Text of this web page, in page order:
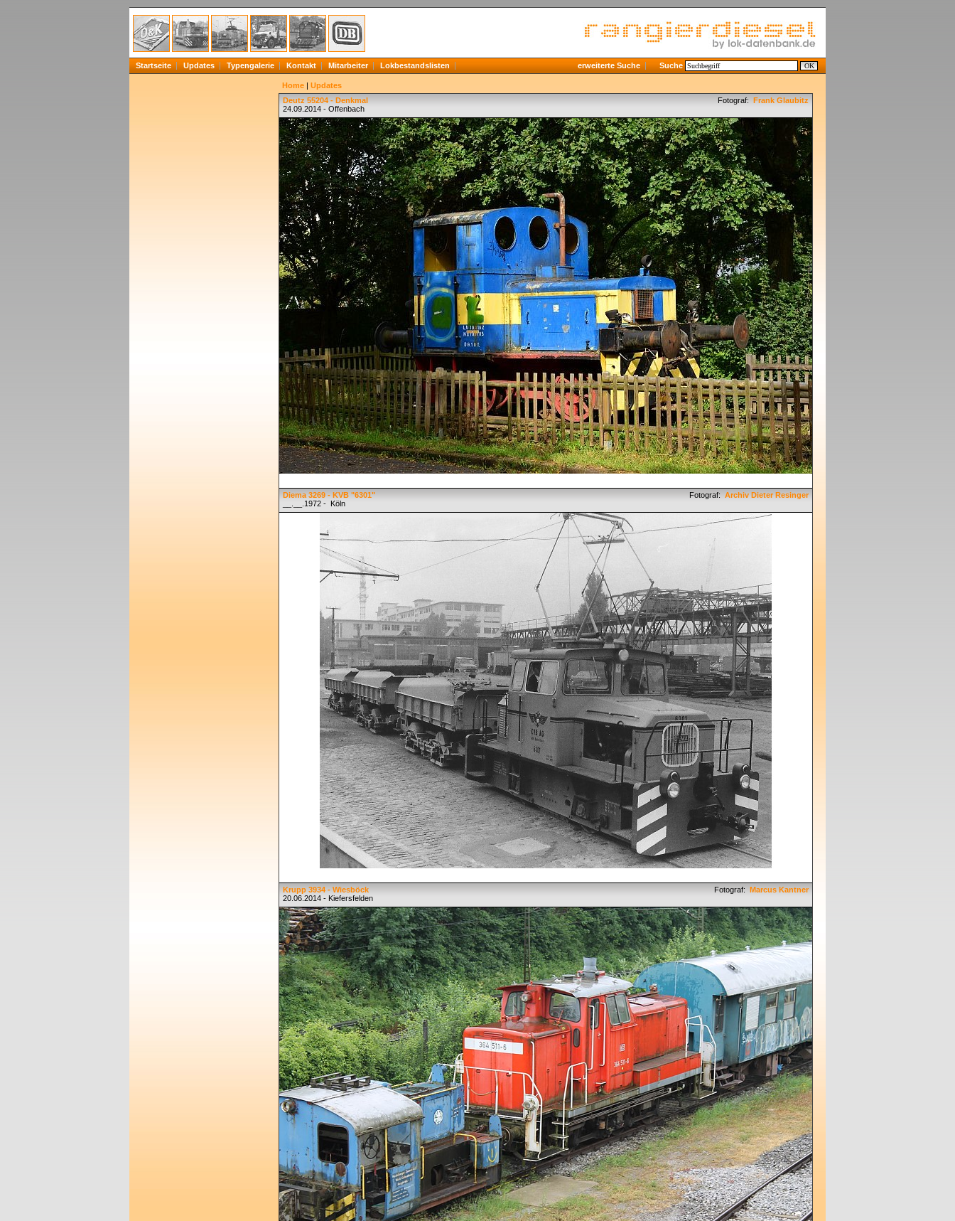
Startseite Updates Typengalerie Kontakt Mitarbeiter Lokbestandslisten erweiterte Suche Suche
Home | Updates
Deutz 55204 - Denkmal
24.09.2014 - Offenbach
Fotograf: Frank Glaubitz
Diema 3269 - KVB "6301"
__.__.1972 - Köln
Fotograf: Archiv Dieter Resinger
Krupp 3934 - Wiesböck
20.06.2014 - Kiefersfelden
Fotograf: Marcus Kantner